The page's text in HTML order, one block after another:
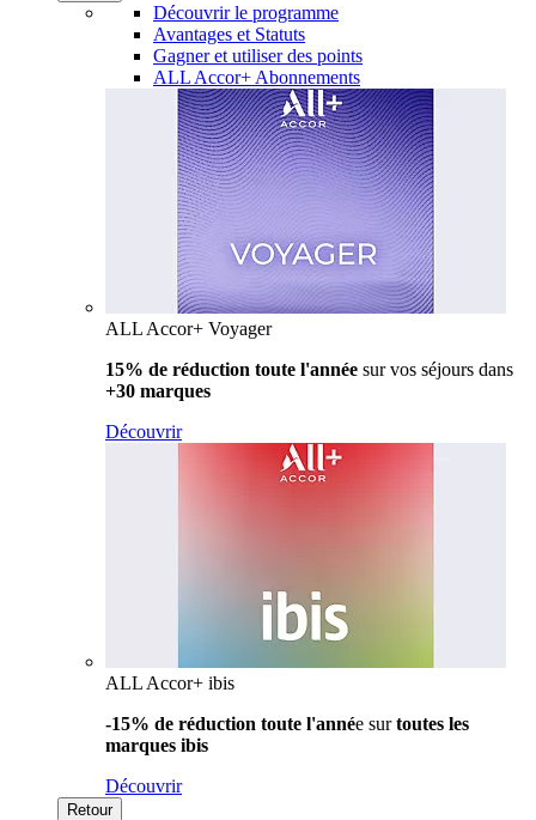
Découvrir le programme
Avantages et Statuts
Gagner et utiliser des points
ALL Accor+ Abonnements
ALL Accor+ Voyager
15% de réduction toute l'année sur vos séjours dans
+30 marques
Découvrir
ALL Accor+ ibis
-15% de réduction toute l'année surtoutes les
marques ibis
Découvrir
Retour